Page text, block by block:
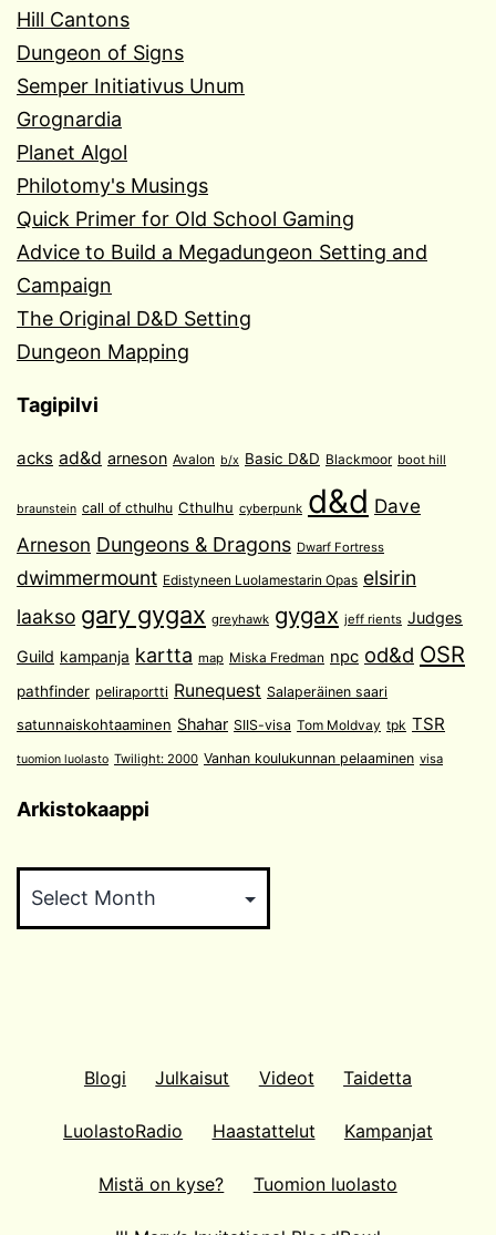
Hill Cantons
Dungeon of Signs
Semper Initiativus Unum
Grognardia
Planet Algol
Philotomy's Musings
Quick Primer for Old School Gaming
Advice to Build a Megadungeon Setting and
Campaign
The Original D&D Setting
Dungeon Mapping
Tagipilvi
acks ad&d arneson Avalon b/x Basic D&D Blackmoor boot hill
braunstein call of cthulhu Cthulhu cyberpunk d&d Dave
Arneson Dungeons & Dragons Dwarf Fortress
dwimmermount Edistyneen Luolamestarin Opas elsirin
laakso gary gygax greyhawk gygax jeff rients Judges
Guild kampanja kartta map Miska Fredman npc od&d OSR
pathfinder peliraportti Runequest Salaperäinen saari
satunnaiskohtaaminen Shahar SIIS-visa Tom Moldvay tpk TSR
tuomion luolasto Twilight: 2000 Vanhan koulukunnan pelaaminen visa
Arkistokaappi
Blogi Julkaisut Videot Taidetta
LuolastoRadio Haastattelut Kampanjat
Mistä on kyse? Tuomion luolasto